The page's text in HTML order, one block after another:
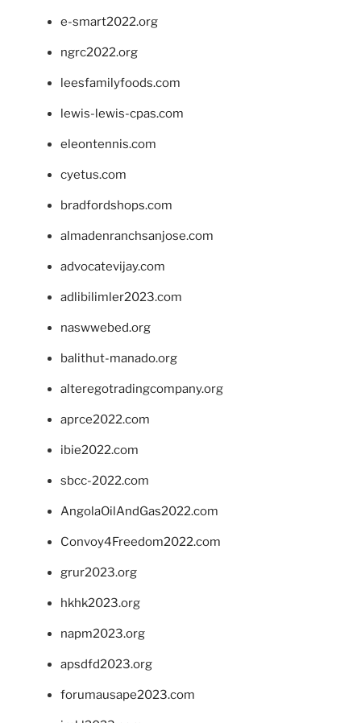
e-smart2022.org
ngrc2022.org
leesfamilyfoods.com
lewis-lewis-cpas.com
eleontennis.com
cyetus.com
bradfordshops.com
almadenranchsanjose.com
advocatevijay.com
adlibilimler2023.com
naswwebed.org
balithut-manado.org
alteregotradingcompany.org
aprce2022.com
ibie2022.com
sbcc-2022.com
AngolaOilAndGas2022.com
Convoy4Freedom2022.com
grur2023.org
hkhk2023.org
napm2023.org
apsdfd2023.org
forumausape2023.com